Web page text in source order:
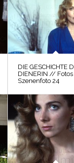
DIE GESCHICHTE
DIENERIN //
Szenenfoto 24